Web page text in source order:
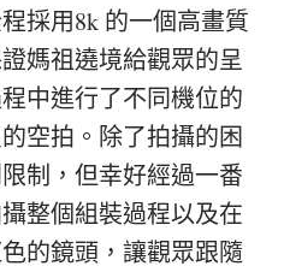
採用8k 的一個高畫質
媽祖遶境給觀眾的呈
中進行了不同機位的
空拍。除了拍攝的困
制，但幸好經過一番
整個組裝過程以及在
的鏡頭，讓觀眾跟隨